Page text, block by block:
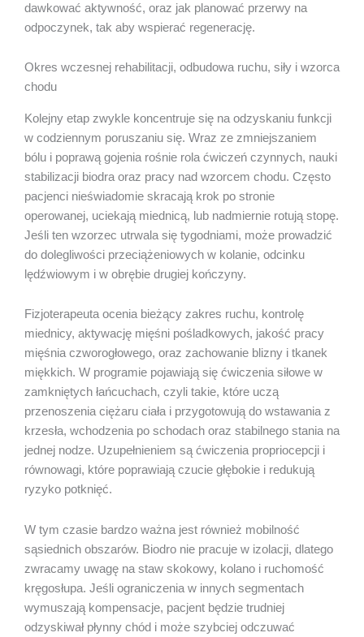
dawkować aktywność, oraz jak planować przerwy na
odpoczynek, tak aby wspierać regenerację.
Okres wczesnej rehabilitacji, odbudowa ruchu, siły i wzorca
chodu
Kolejny etap zwykle koncentruje się na odzyskaniu funkcji
w codziennym poruszaniu się. Wraz ze zmniejszaniem
bólu i poprawą gojenia rośnie rola ćwiczeń czynnych, nauki
stabilizacji biodra oraz pracy nad wzorcem chodu. Często
pacjenci nieświadomie skracają krok po stronie
operowanej, uciekają miednicą, lub nadmiernie rotują stopę.
Jeśli ten wzorzec utrwala się tygodniami, może prowadzić
do dolegliwości przeciążeniowych w kolanie, odcinku
lędźwiowym i w obrębie drugiej kończyny.
Fizjoterapeuta ocenia bieżący zakres ruchu, kontrolę
miednicy, aktywację mięśni pośladkowych, jakość pracy
mięśnia czworogłowego, oraz zachowanie blizny i tkanek
miękkich. W programie pojawiają się ćwiczenia siłowe w
zamkniętych łańcuchach, czyli takie, które uczą
przenoszenia ciężaru ciała i przygotowują do wstawania z
krzesła, wchodzenia po schodach oraz stabilnego stania na
jednej nodze. Uzupełnieniem są ćwiczenia propriocepcji i
równowagi, które poprawiają czucie głębokie i redukują
ryzyko potknięć.
W tym czasie bardzo ważna jest również mobilność
sąsiednich obszarów. Biodro nie pracuje w izolacji, dlatego
zwracamy uwagę na staw skokowy, kolano i ruchomość
kręgosłupa. Jeśli ograniczenia w innych segmentach
wymuszają kompensacje, pacjent będzie trudniej
odzyskiwał płynny chód i może szybciej odczuwać